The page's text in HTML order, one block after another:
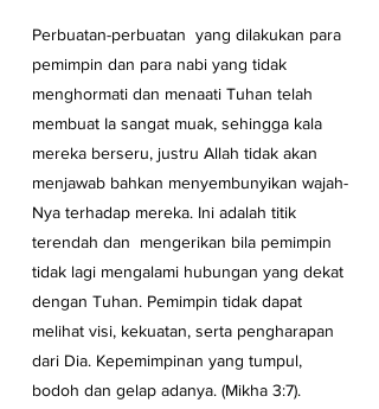
Perbuatan-perbuatan  yang dilakukan para
pemimpin dan para nabi yang tidak
menghormati dan menaati Tuhan telah
membuat Ia sangat muak, sehingga kala
mereka berseru, justru Allah tidak akan
menjawab bahkan menyembunyikan wajah-
Nya terhadap mereka. Ini adalah titik
terendah dan  mengerikan bila pemimpin
tidak lagi mengalami hubungan yang dekat
dengan Tuhan. Pemimpin tidak dapat
melihat visi, kekuatan, serta pengharapan
dari Dia. Kepemimpinan yang tumpul,
bodoh dan gelap adanya. (Mikha 3:7).